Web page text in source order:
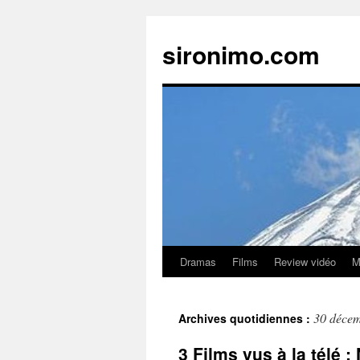
sironimo.com
Aller
contenu
Dramas Films Review vidéo
Archives quotidiennes : 30
3 Films vus à la télé :